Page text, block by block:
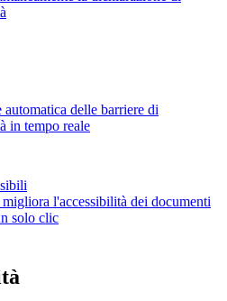
automatica delle barriere di
in tempo reale
l'accessibilità dei documenti
solo clic